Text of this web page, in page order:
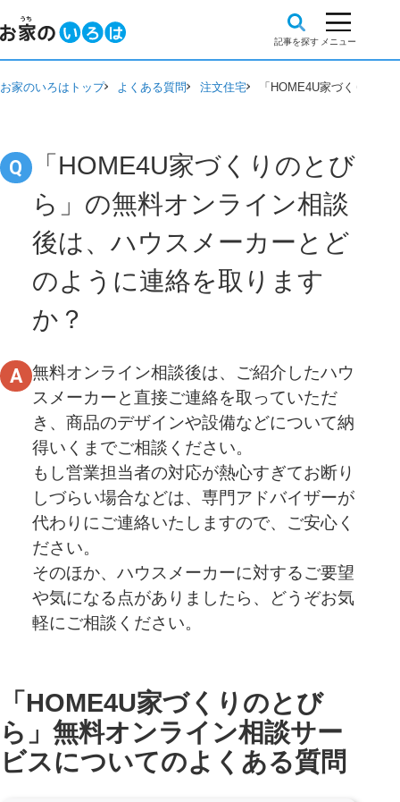
お家のいろはトップ よくある質問 注文住宅 「HOME4U家づくりのと
「HOME4U家づくりのとび
ら」の無料オンライン相談
後は、ハウスメーカーとど
のように連絡を取ります
か？
無料オンライン相談後は、ご紹介したハウ
スメーカーと直接ご連絡を取っていただ
き、商品のデザインや設備などについて納
得いくまでご相談ください。
もし営業担当者の対応が熱心すぎてお断り
しづらい場合などは、専門アドバイザーが
代わりにご連絡いたしますので、ご安心く
ださい。
そのほか、ハウスメーカーに対するご要望
や気になる点がありましたら、どうぞお気
軽にご相談ください。
「HOME4U家づくりのとび
ら」無料オンライン相談サー
ビスについてのよくある質問